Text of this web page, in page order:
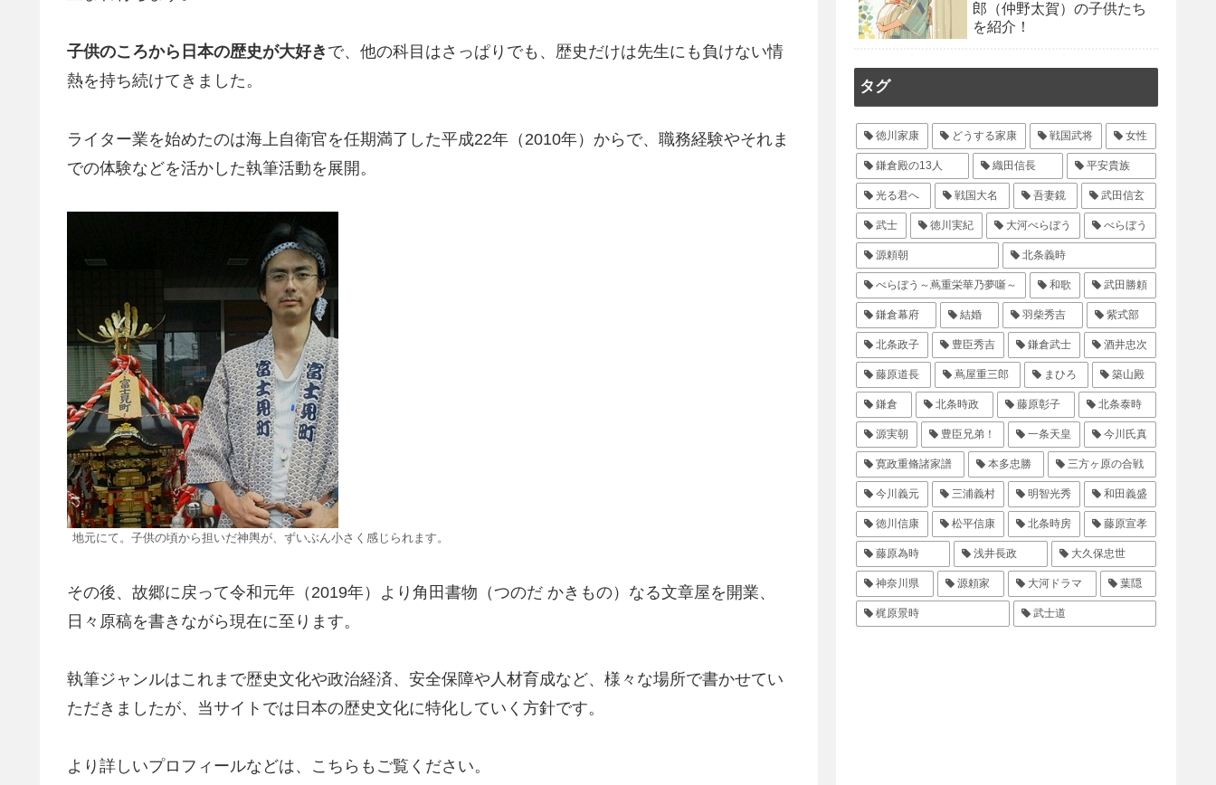
子供のころから日本の歴史が大好き で、他の科目はさっぱりでも、歴史だけは先生にも負けない情
熱を持ち続けてきました。
ライター業を始めたのは海上自衛官を任期満了した平成22年（2010年）からで、職務経験やそれま
での体験などを活かした執筆活動を展開。
地元にて。子供の頃から担いだ神輿が、ずいぶん小さく感じられます。
その後、故郷に戻って令和元年（2019年）より角田書物（つのだ かきもの）なる文章屋を開業、
日々原稿を書きながら現在に至ります。
執筆ジャンルはこれまで歴史文化や政治経済、安全保障や人材育成など、様々な場所で書かせてい
ただきましたが、当サイトでは日本の歴史文化に特化していく方針です。
より詳しいプロフィールなどは、こちらもご覧ください。
郎（仲野太賀）の子供たち
を紹介！
タグ
徳川家康 どうする家康 戦国武将 女性
鎌倉殿の13人 織田信長 平安貴族
光る君へ 戦国大名 吾妻鏡 武田信玄
武士 徳川実紀 大河べらぼう べらぼう
源頼朝 北条義時
べらぼう～蔦重栄華乃夢噺～ 和歌 武田勝頼
鎌倉幕府 結婚 羽柴秀吉 紫式部
北条政子 豊臣秀吉 鎌倉武士 酒井忠次
藤原道長 蔦屋重三郎 まひろ 築山殿
鎌倉 北条時政 藤原彰子 北条泰時
源実朝 豊臣兄弟！ 一条天皇 今川氏真
寛政重脩諸家譜 本多忠勝 三方ヶ原の合戦
今川義元 三浦義村 明智光秀 和田義盛
徳川信康 松平信康 北条時房 藤原宣孝
藤原為時 浅井長政 大久保忠世
神奈川県 源頼家 大河ドラマ 葉隠
梶原景時 武士道